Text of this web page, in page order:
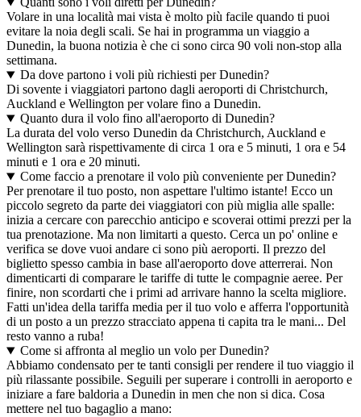
Volare in una località mai vista è molto più facile quando ti puoi
evitare la noia degli scali. Se hai in programma un viaggio a
Dunedin, la buona notizia è che ci sono circa 90 voli non-stop alla
settimana.
Da dove partono i voli più richiesti per Dunedin?
Di sovente i viaggiatori partono dagli aeroporti di Christchurch,
Auckland e Wellington per volare fino a Dunedin.
Quanto dura il volo fino all'aeroporto di Dunedin?
La durata del volo verso Dunedin da Christchurch, Auckland e
Wellington sarà rispettivamente di circa 1 ora e 5 minuti, 1 ora e 54
minuti e 1 ora e 20 minuti.
Come faccio a prenotare il volo più conveniente per Dunedin?
Per prenotare il tuo posto, non aspettare l'ultimo istante! Ecco un
piccolo segreto da parte dei viaggiatori con più miglia alle spalle:
inizia a cercare con parecchio anticipo e scoverai ottimi prezzi per la
tua prenotazione. Ma non limitarti a questo. Cerca un po' online e
verifica se dove vuoi andare ci sono più aeroporti. Il prezzo del
biglietto spesso cambia in base all'aeroporto dove atterrerai. Non
dimenticarti di comparare le tariffe di tutte le compagnie aeree. Per
finire, non scordarti che i primi ad arrivare hanno la scelta migliore.
Fatti un'idea della tariffa media per il tuo volo e afferra l'opportunità
di un posto a un prezzo stracciato appena ti capita tra le mani... Del
resto vanno a ruba!
Come si affronta al meglio un volo per Dunedin?
Abbiamo condensato per te tanti consigli per rendere il tuo viaggio il
più rilassante possibile. Seguili per superare i controlli in aeroporto e
iniziare a fare baldoria a Dunedin in men che non si dica. Cosa
mettere nel tuo bagaglio a mano: